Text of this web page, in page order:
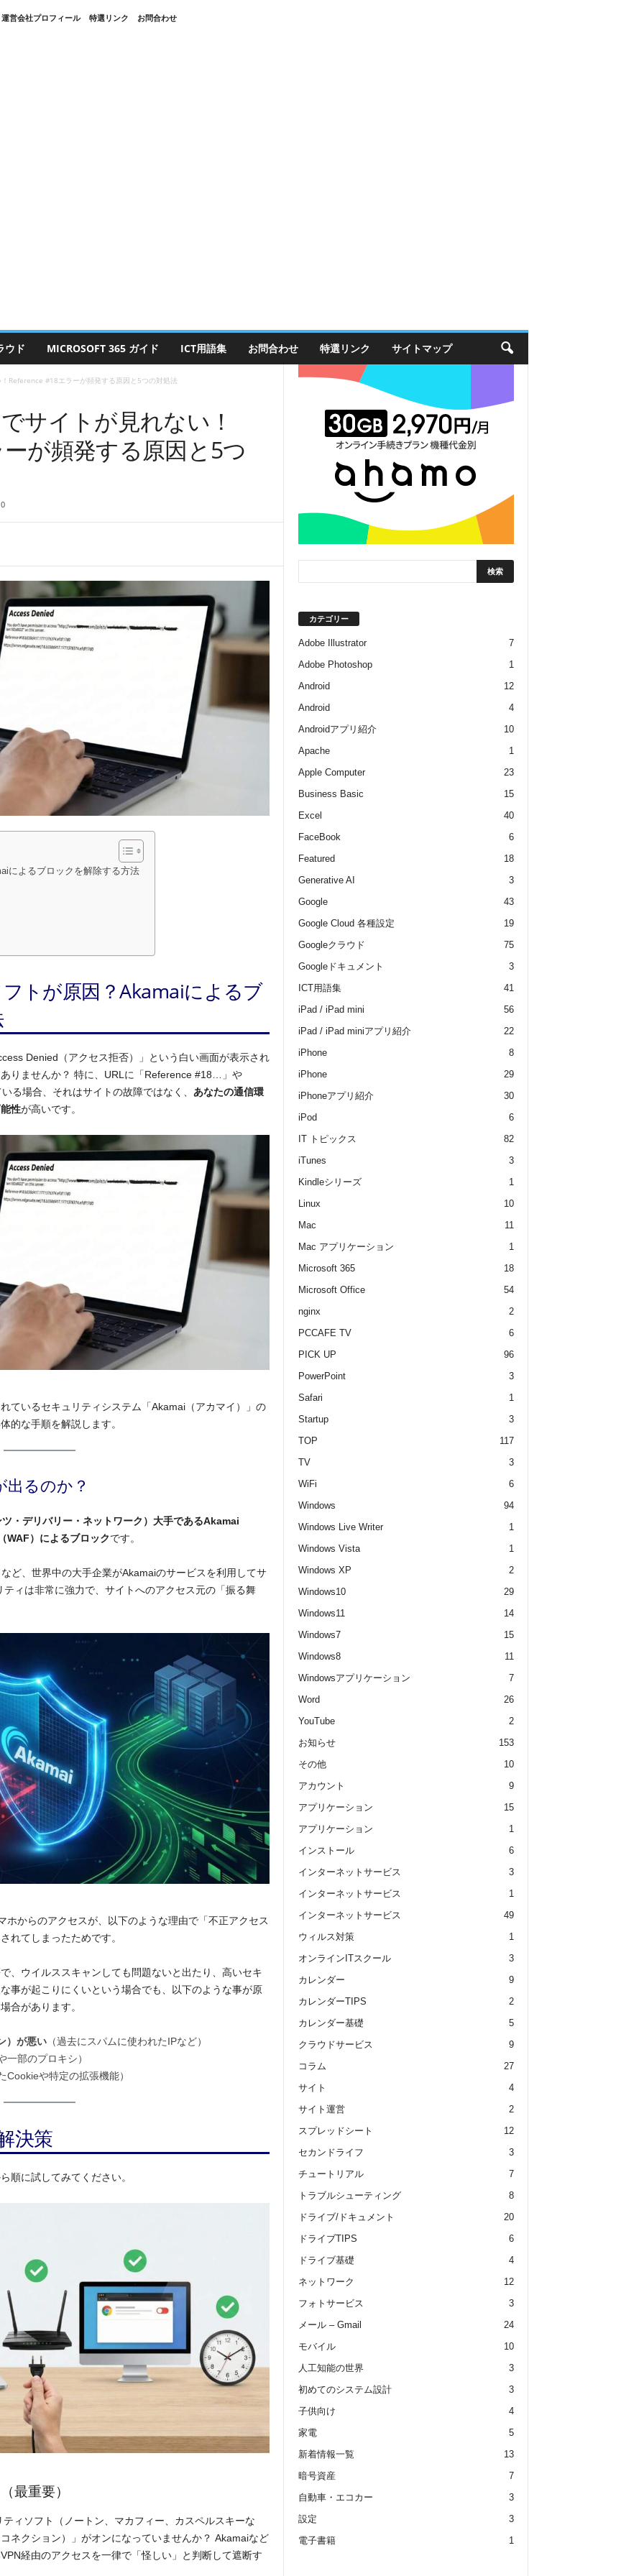
営会社プロフィール 特選リンク お問合わせ
ウド MICROSOFT 365 ガイド ICT用語集 お問合わせ 特選リンク サイトマップ
Reference #18エラーが頻発する原因と5つの対処法
サイトが見れない！
が頻発する原因と5つ
0
によるブロックを解除する方法
トが原因？Akamaiによるブ
Denied（アクセス拒否）」という白い画面が表示され
りませんか？ 特に、URLに「Reference #18…」や
る場合、それはサイトの故障ではなく、 あなたの通信環
性が高いです。
ているセキュリティシステム「Akamai（アカマイ）」の
的な手順を解説します。
出るのか？
・デリバリー・ネットワーク）大手であるAkamai
）によるブロックです。
ど、世界中の大手企業がAkamaiのサービスを利用してサ
ィは非常に強力で、サイトへのアクセス元の「振る舞
ホからのアクセスが、以下のような理由で「不正アクセス
れてしまったためです。
、ウイルススキャンしても問題ないと出たり、高いセキ
事が起こりにくいという場合でも、以下のような事が原
合があります。
）が悪い（過去にスパムに使われたIPなど）
一部のプロキシ）
Cookieや特定の拡張機能）
決策
順に試してみてください。
最重要）
ィソフト（ノートン、マカフィー、カスペルスキーな
ネクション）」がオンになっていませんか？ Akamaiなど
経由のアクセスを一律で「怪しい」と判断して遮断す
カテゴリー
Adobe Illustrator
7
Adobe Photoshop
1
Android
12
Android
4
Androidアプリ紹介
10
Apache
1
Apple Computer
23
Business Basic
15
Excel
40
FaceBook
6
Featured
18
Generative AI
3
Google
43
Google Cloud 各種設定
19
Googleクラウド
75
Googleドキュメント
3
ICT用語集
41
iPad / iPad mini
56
iPad / iPad miniアプリ紹介
22
iPhone
8
iPhone
29
iPhoneアプリ紹介
30
iPod
6
IT トピックス
82
iTunes
3
Kindleシリーズ
1
Linux
10
Mac
11
Mac アプリケーション
1
Microsoft 365
18
Microsoft Office
54
nginx
2
PCCAFE TV
6
PICK UP
96
PowerPoint
3
Safari
1
Startup
3
TOP
117
TV
3
WiFi
6
Windows
94
Windows Live Writer
1
Windows Vista
1
Windows XP
2
Windows10
29
Windows11
14
Windows7
15
Windows8
11
Windowsアプリケーション
7
Word
26
YouTube
2
お知らせ
153
その他
10
アカウント
9
アプリケーション
15
アプリケーション
1
インストール
6
インターネットサービス
3
インターネットサービス
1
インターネットサービス
49
ウィルス対策
1
オンラインITスクール
3
カレンダー
9
カレンダーTIPS
2
カレンダー基礎
5
クラウドサービス
9
コラム
27
サイト
4
サイト運営
2
スプレッドシート
12
セカンドライフ
3
チュートリアル
7
トラブルシューティング
8
ドライブ/ドキュメント
20
ドライブTIPS
6
ドライブ基礎
4
ネットワーク
12
フォトサービス
3
メール – Gmail
24
モバイル
10
人工知能の世界
3
初めてのシステム設計
3
子供向け
4
家電
5
新着情報一覧
13
暗号資産
7
自動車・エコカー
3
設定
3
電子書籍
1